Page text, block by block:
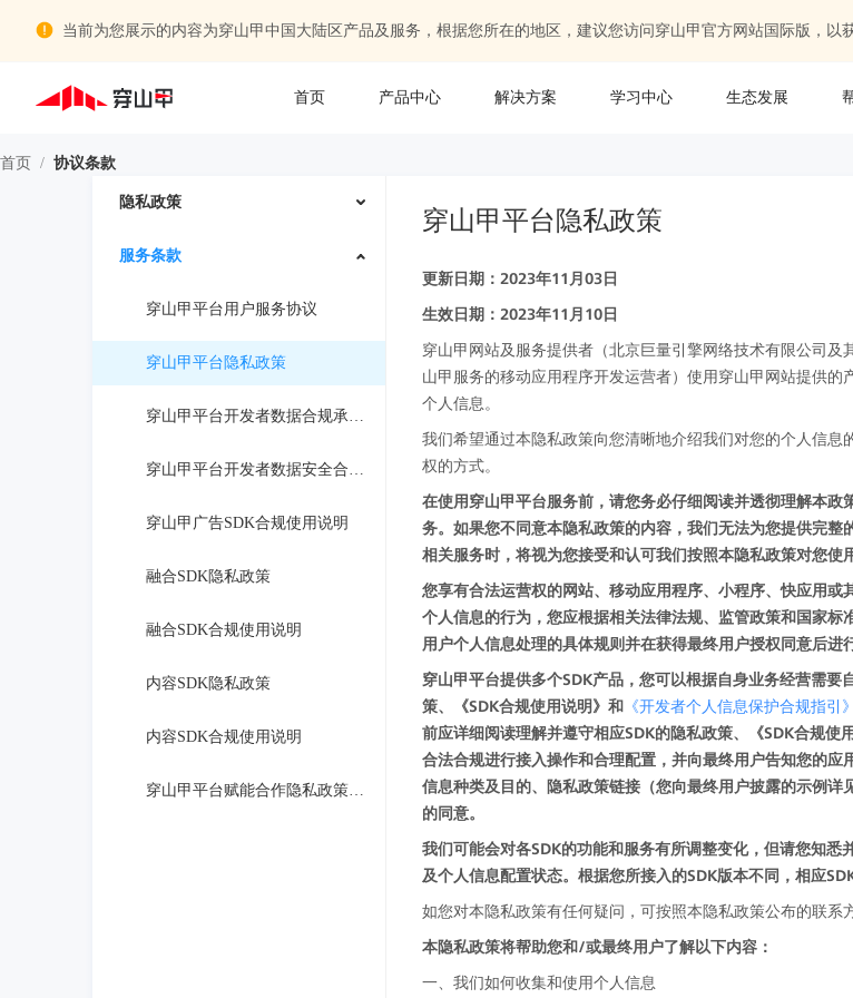
当前为您展示的内容为穿山甲中国大陆区产品及服务，根据您所在的地区，建议您访问穿山甲官方网站国际版，以
首页 产品中心 解决方案 学习中心 生态发展
首页 / 协议条款
隐私政策
服务条款
穿山甲平台用户服务协议
穿山甲平台隐私政策
穿山甲平台开发者数据合规承诺函
穿山甲平台开发者数据安全合规需求规格书
穿山甲广告SDK合规使用说明
融合SDK隐私政策
融合SDK合规使用说明
内容SDK隐私政策
内容SDK合规使用说明
穿山甲平台赋能合作隐私政策说明
穿山甲平台隐私政策
更新日期：2023年11月03日
生效日期：2023年11月10日
穿山甲网站及服务提供者（北京巨量引擎网络技术有限公司
山甲服务的移动应用程序开发运营者）使用穿山甲网站提供
个人信息。
我们希望通过本隐私政策向您清晰地介绍我们对您的个人信
权的方式。
在使用穿山甲平台服务前，请您务必仔细阅读并透彻理解本
务。如果您不同意本隐私政策的内容，我们无法为您提供完
相关服务时，将视为您接受和认可我们按照本隐私政策对您使
您享有合法运营权的网站、移动应用程序、小程序、快应用
个人信息的行为，您应根据相关法律法规、监管政策和国家
用户个人信息处理的具体规则并在获得最终用户授权同意后进
穿山甲平台提供多个SDK产品，您可以根据自身业务经营需
策、《SDK合规使用说明》和 《开发者个人信息保护合规指引》
前应详细阅读理解并遵守相应SDK的隐私政策、《SDK合规使
合法合规进行接入操作和合理配置，并向最终用户告知您的
信息种类及目的、隐私政策链接（您向最终用户披露的示例
的同意。
我们可能会对各SDK的功能和服务有所调整变化，但请您知
及个人信息配置状态。根据您所接入的SDK版本不同，相应
如您对本隐私政策有任何疑问，可按照本隐私政策公布的联系
本隐私政策将帮助您和/或最终用户了解以下内容：
一、我们如何收集和使用个人信息